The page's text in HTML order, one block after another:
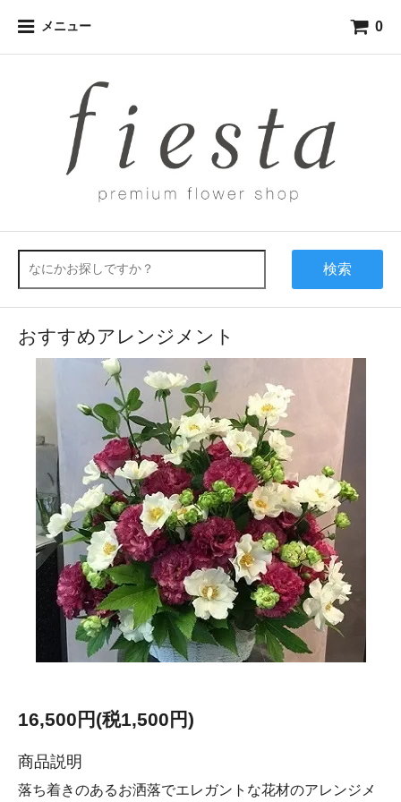
メニュー 0
検索
おすすめアレンジメント
16,500円(税1,500円)
商品説明
落ち着きのあるお洒落でエレガントな花材のアレンジメ